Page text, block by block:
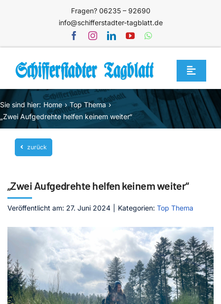
Fragen? 06235 – 92690
info@schifferstadter-tagblatt.de
Toggle
Home
Themen
Blog
Unternehmen
Mediathek
Kontakt
Sie sind hier: Home
Top Thema
„Zwei Aufgedrehte helfen keinem weiter“
zurück
„Zwei Aufgedrehte helfen keinem weiter“
Veröffentlicht am: 27. Juni 2024 Kategorien: Top Thema